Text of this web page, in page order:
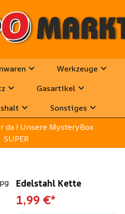
Werkzeuge
Gasartikel
Sonstiges
da ! Unsere MysteryBox
SUPER
Edelstahl Kette
1,99 €*